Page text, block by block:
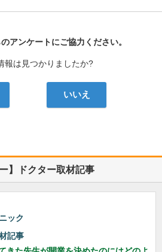
び
アンケートにご協力ください。
報は見つかりましたか?
いいえ
】ドクター取材記事
ック
記事